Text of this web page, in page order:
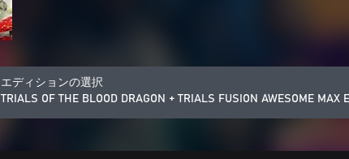
エディションの選択
TRIALS OF THE BLOOD DRAGON + TRIALS FUSION AWESOME MAX